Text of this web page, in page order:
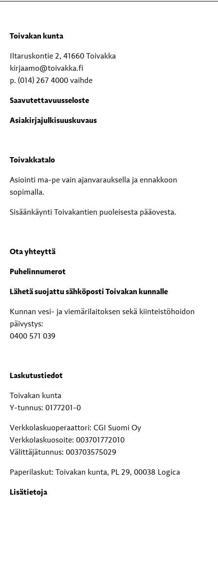
Toivakan kunta
Iltaruskontie 2, 41660 Toivakka
kirjaamo@toivakka.fi
p. (014) 267 4000 vaihde
Saavutettavuusseloste
Asiakirjajulkisuuskuvaus
Toivakkatalo
Asiointi ma-pe vain ajanvarauksella ja ennakkoon
sopimalla.
Sisäänkäynti Toivakantien puoleisesta pääovesta.
Ota yhteyttä
Puhelinnumerot
Lähetä suojattu sähköposti Toivakan kunnalle
Kunnan vesi- ja viemärilaitoksen sekä kiinteistöhoidon
päivystys:
0400 571 039
Laskutustiedot
Toivakan kunta
Y-tunnus: 0177201-0
Verkkolaskuoperaattori: CGI Suomi Oy
Verkkolaskuosoite: 003701772010
Välittäjätunnus: 003703575029
Paperilaskut: Toivakan kunta, PL 29, 00038 Logica
Lisätietoja